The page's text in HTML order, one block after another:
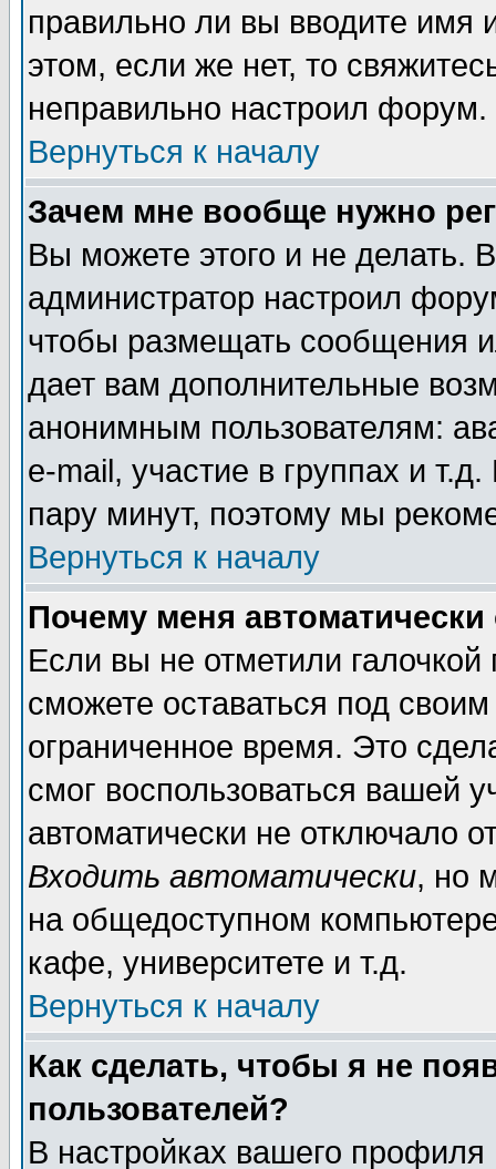
правильно ли вы вводите
этом, если же нет, то
неправильно настроил форум.
Вернуться к началу
Зачем мне вообще нужно
Вы можете этого и не делать.
администратор настроил
чтобы размещать сообщения
дает вам дополнительные
анонимным пользователям:
e-mail, участие в группах и
пару минут, поэтому мы
Вернуться к началу
Почему меня автоматически
Если вы не отметили галочкой
сможете оставаться под
ограниченное время. Это
смог воспользоваться вашей
автоматически не отключало
Входить автоматически, но
на общедоступном
кафе, университете и т.д.
Вернуться к началу
Как сделать, чтобы я не
пользователей?
В настройках вашего